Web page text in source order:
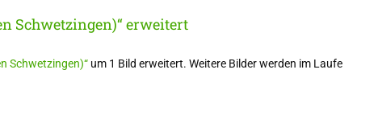
Schwetzingen)“ erweitert
Schwetzingen)“um 1 Bild erweitert. Weitere Bilder werden im Laufe